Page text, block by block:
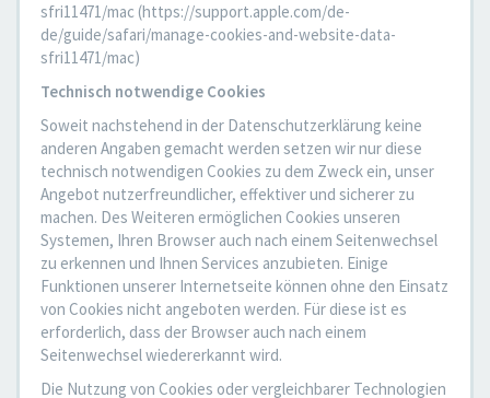
sfri11471/mac (https://support.apple.com/de-
de/guide/safari/manage-cookies-and-website-data-
sfri11471/mac)
Technisch notwendige Cookies
Soweit nachstehend in der Datenschutzerklärung keine
anderen Angaben gemacht werden setzen wir nur diese
technisch notwendigen Cookies zu dem Zweck ein, unser
Angebot nutzerfreundlicher, effektiver und sicherer zu
machen. Des Weiteren ermöglichen Cookies unseren
Systemen, Ihren Browser auch nach einem Seitenwechsel
zu erkennen und Ihnen Services anzubieten. Einige
Funktionen unserer Internetseite können ohne den Einsatz
von Cookies nicht angeboten werden. Für diese ist es
erforderlich, dass der Browser auch nach einem
Seitenwechsel wiedererkannt wird.
Die Nutzung von Cookies oder vergleichbarer Technologien